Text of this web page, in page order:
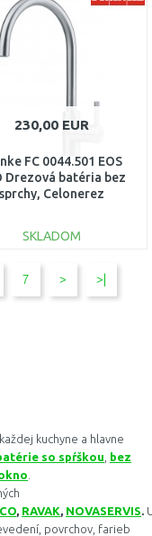
Porovnať
230,00 EUR
FC 0044.501 EOS
Drezová batéria bez
sprchy, Celonerez
SKLADOM
DO KOŠÍKA
7 > >|
kuchyne a hlavne
so spŕškou bez
, RAVAK, NOVASERVIS.
povrchov, farieb